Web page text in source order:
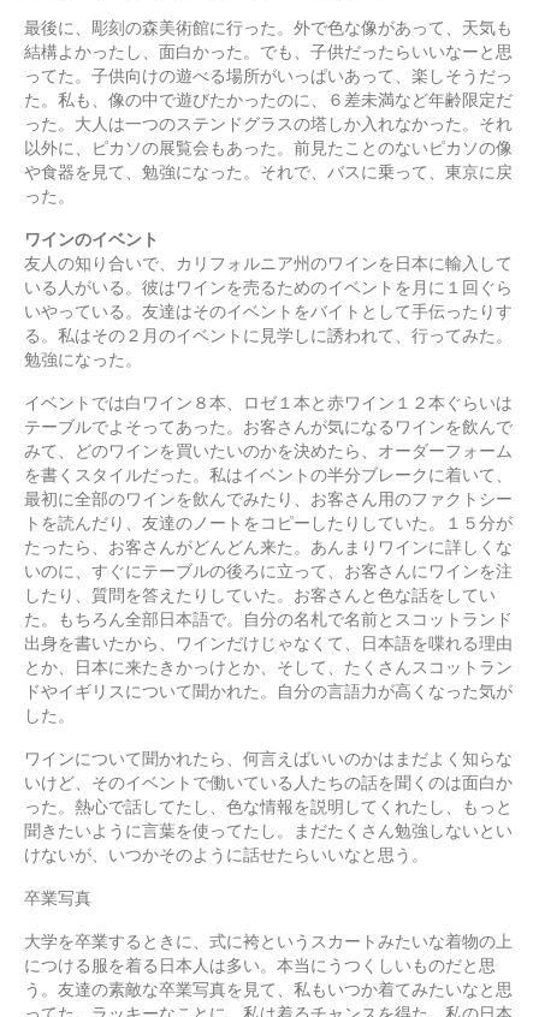
最後に、彫刻の森美術館に行った。外で色な像があって、天気も
結構よかったし、面白かった。でも、子供だったらいいなーと思
ってた。子供向けの遊べる場所がいっぱいあって、楽しそうだっ
た。私も、像の中で遊びたかったのに、６差未満など年齢限定だ
った。大人は一つのステンドグラスの塔しか入れなかった。それ
以外に、ピカソの展覧会もあった。前見たことのないピカソの像
や食器を見て、勉強になった。それで、バスに乗って、東京に戻
った。
ワインのイベント
友人の知り合いで、カリフォルニア州のワインを日本に輸入して
いる人がいる。彼はワインを売るためのイベントを月に１回ぐら
いやっている。友達はそのイベントをバイトとして手伝ったりす
る。私はその２月のイベントに見学しに誘われて、行ってみた。
勉強になった。
イベントでは白ワイン８本、ロゼ１本と赤ワイン１２本ぐらいは
テーブルでよそってあった。お客さんが気になるワインを飲んで
みて、どのワインを買いたいのかを決めたら、オーダーフォーム
を書くスタイルだった。私はイベントの半分ブレークに着いて、
最初に全部のワインを飲んでみたり、お客さん用のファクトシー
トを読んだり、友達のノートをコピーしたりしていた。１５分が
たったら、お客さんがどんどん来た。あんまりワインに詳しくな
いのに、すぐにテーブルの後ろに立って、お客さんにワインを注
したり、質問を答えたりしていた。お客さんと色な話をしてい
た。もちろん全部日本語で。自分の名札で名前とスコットランド
出身を書いたから、ワインだけじゃなくて、日本語を喋れる理由
とか、日本に来たきかっけとか、そして、たくさんスコットラン
ドやイギリスについて聞かれた。自分の言語力が高くなった気が
した。
ワインについて聞かれたら、何言えばいいのかはまだよく知らな
いけど、そのイベントで働いている人たちの話を聞くのは面白か
った。熱心で話してたし、色な情報を説明してくれたし、もっと
聞きたいように言葉を使ってたし。まだたくさん勉強しないとい
けないが、いつかそのように話せたらいいなと思う。
卒業写真
大学を卒業するときに、式に袴というスカートみたいな着物の上
につける服を着る日本人は多い。本当にうつくしいものだと思
う。友達の素敵な卒業写真を見て、私もいつか着てみたいなと思